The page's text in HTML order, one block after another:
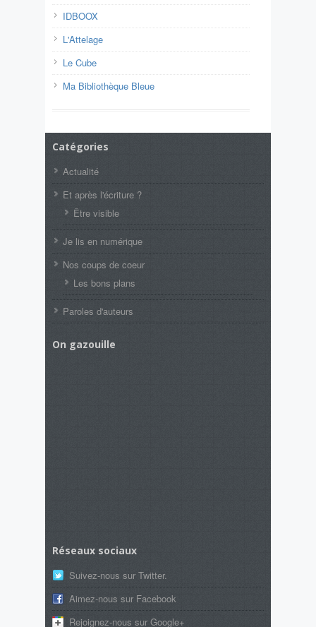
IDBOOX
L'Attelage
Le Cube
Ma Bibliothèque Bleue
Catégories
Actualité
Et après l'écriture ?
Être visible
Je lis en numérique
Nos coups de coeur
Les bons plans
Paroles d'auteurs
On gazouille
Réseaux sociaux
Suivez-nous sur Twitter.
Aimez-nous sur Facebook
Rejoignez-nous sur Google+